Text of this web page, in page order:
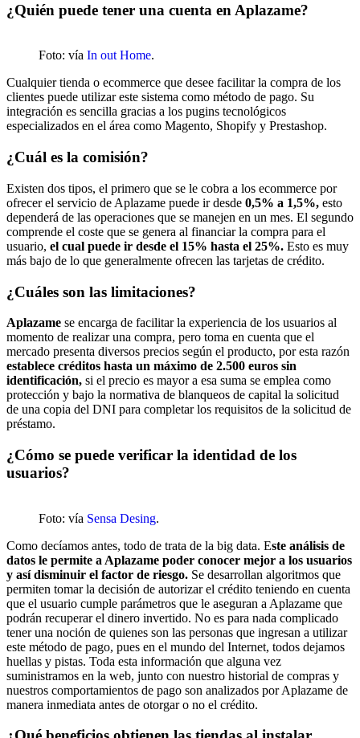
¿Quién puede tener una cuenta en Aplazame?
Foto: vía In out Home.
Cualquier tienda o ecommerce que desee facilitar la compra de los
clientes puede utilizar este sistema como método de pago. Su
integración es sencilla gracias a los pugins tecnológicos
especializados en el área como Magento, Shopify y Prestashop.
¿Cuál es la comisión?
Existen dos tipos, el primero que se le cobra a los ecommerce por
ofrecer el servicio de Aplazame puede ir desde 0,5% a 1,5%, esto
dependerá de las operaciones que se manejen en un mes. El segundo
comprende el coste que se genera al financiar la compra para el
usuario, el cual puede ir desde el 15% hasta el 25%. Esto es muy
más bajo de lo que generalmente ofrecen las tarjetas de crédito.
¿Cuáles son las limitaciones?
Aplazame se encarga de facilitar la experiencia de los usuarios al
momento de realizar una compra, pero toma en cuenta que el
mercado presenta diversos precios según el producto, por esta razón
establece créditos hasta un máximo de 2.500 euros sin
identificación, si el precio es mayor a esa suma se emplea como
protección y bajo la normativa de blanqueos de capital la solicitud
de una copia del DNI para completar los requisitos de la solicitud de
préstamo.
¿Cómo se puede verificar la identidad de los
usuarios?
Foto: vía Sensa Desing.
Como decíamos antes, todo de trata de la big data. Este análisis de
datos le permite a Aplazame poder conocer mejor a los usuarios
y así disminuir el factor de riesgo. Se desarrollan algoritmos que
permiten tomar la decisión de autorizar el crédito teniendo en cuenta
que el usuario cumple parámetros que le aseguran a Aplazame que
podrán recuperar el dinero invertido. No es para nada complicado
tener una noción de quienes son las personas que ingresan a utilizar
este método de pago, pues en el mundo del Internet, todos dejamos
huellas y pistas. Toda esta información que alguna vez
suministramos en la web, junto con nuestro historial de compras y
nuestros comportamientos de pago son analizados por Aplazame de
manera inmediata antes de otorgar o no el crédito.